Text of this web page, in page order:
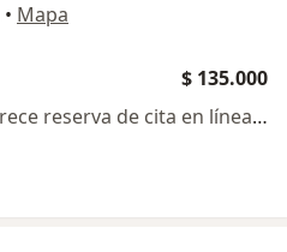
• Mapa
$ 135.000
Este especialista no ofrece reserva de cita en línea en esta dirección.